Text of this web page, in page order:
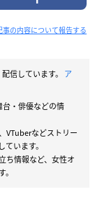
事の内容について報告する
信しています。 ア
・俳優などの情
VTuberなどストリー
います。
ち情報など、女性オ